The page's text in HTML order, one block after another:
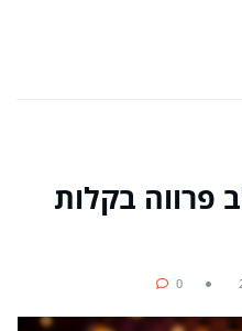
פרווה בקלות
0